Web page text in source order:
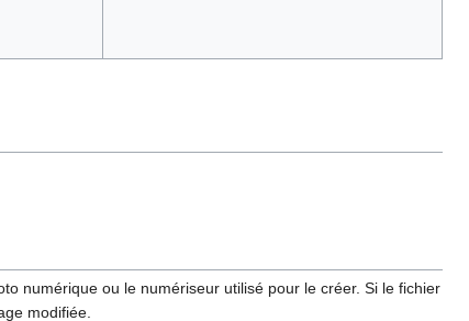
numérique ou le numériseur utilisé pour le créer. Si le fichier
modifiée.